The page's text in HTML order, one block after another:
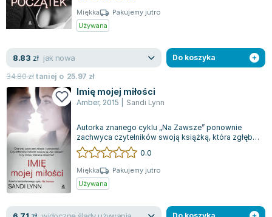
Miękka
Pakujemy jutro
Używana
8.83 zł jak nowa
34.80złtaniej o 25.97 zł
Do koszyka
Imię mojej miłości
Amber, 2015 Sandi Lynn
Autorka znanego cyklu „Na Zawsze” ponownie
zachwyca czytelników swoją książką, która zgłębia
tematykę zdrady i samotności. Główna...
0.0
Miękka
Pakujemy jutro
Używana